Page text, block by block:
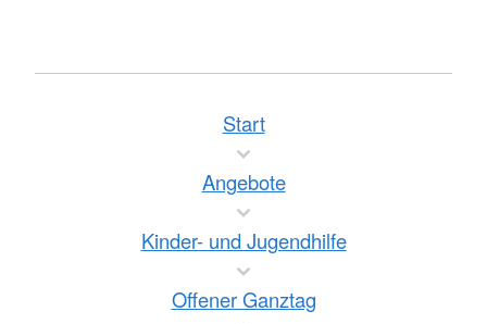
Start
Angebote
Kinder- und Jugendhilfe
Offener Ganztag